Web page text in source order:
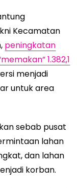
Kecamatan
peningkatan
1.382,1
menjadi
untuk area
sebab pusat
lahan
dan lahan
korban.